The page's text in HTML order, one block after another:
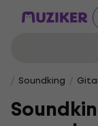
Soundking